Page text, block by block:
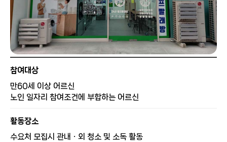
참여대상
만60세 이상 어르신
노인 일자리 참여조건에 부합하는 어르신
활동장소
수요처 모집시 관내ㆍ외 청소 및 소독 활동